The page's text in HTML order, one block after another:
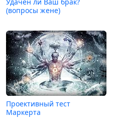
Удачен ли Ваш брак?
(вопросы жене)
Проективный тест
Маркерта